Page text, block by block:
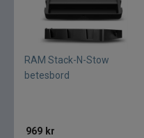
RAM Stack-N-Stow
betesbord
969 kr